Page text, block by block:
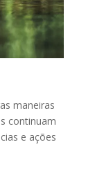
maneiras
continuam
e ações